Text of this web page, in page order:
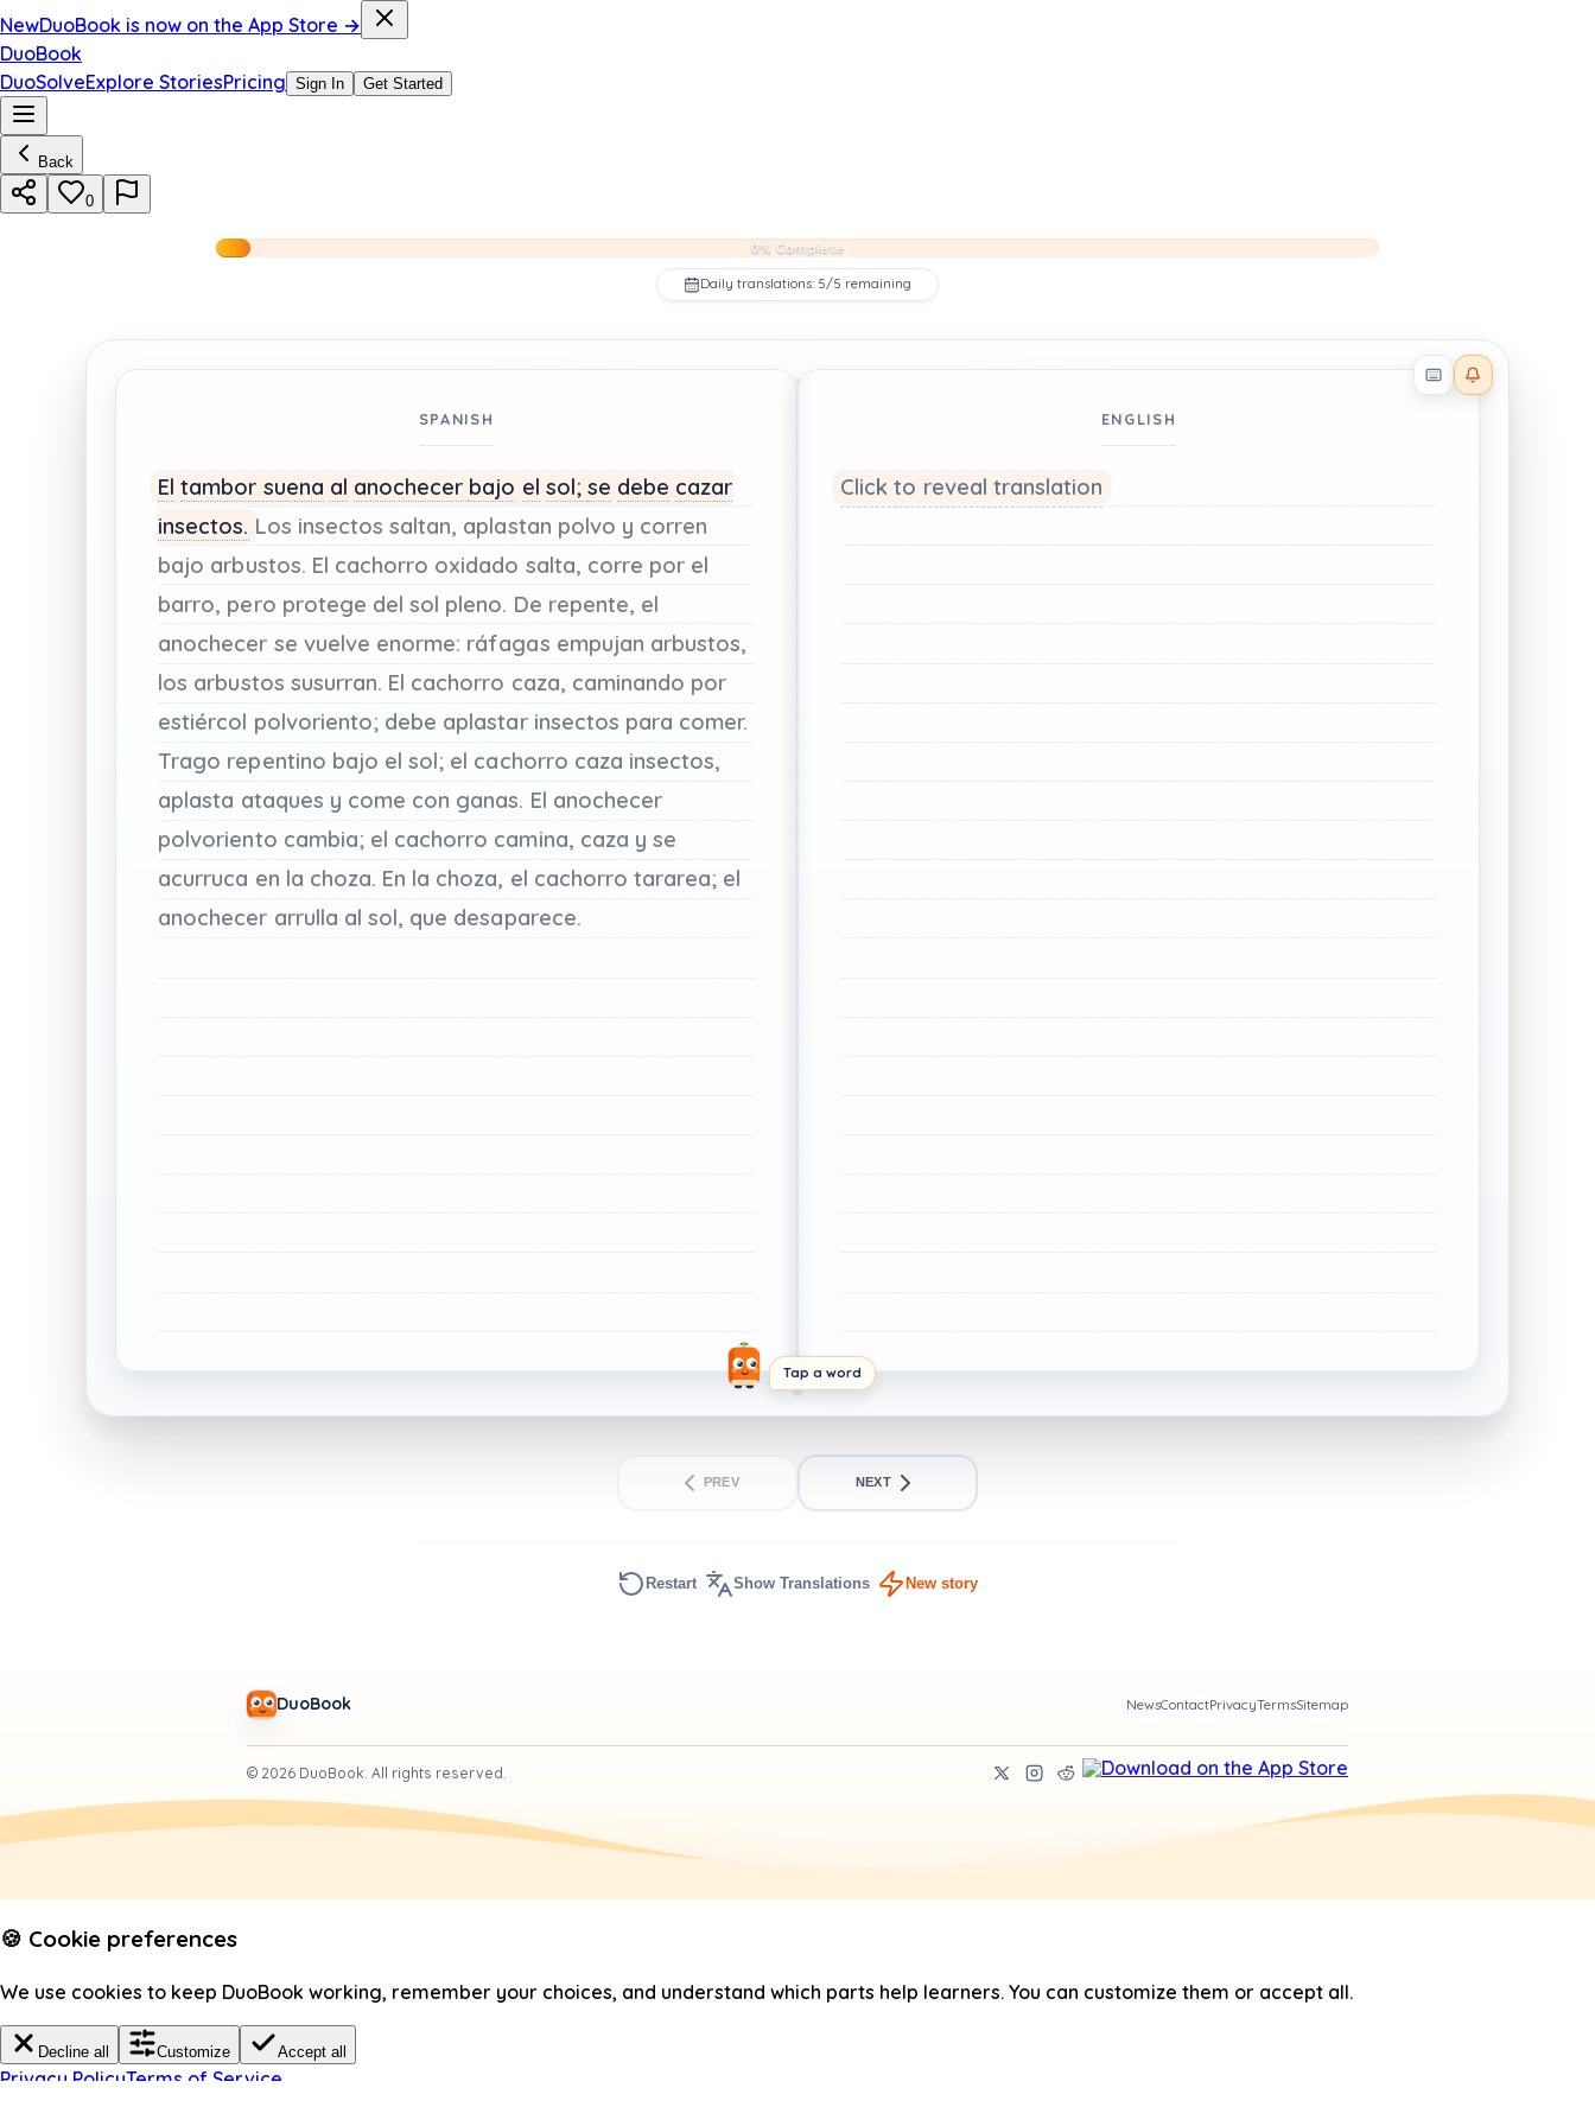
NewDuoBook is now on the App Store →
DuoBook
DuoSolveExplore StoriesPricing Sign In Get Started
Back
0
0% Complete
Daily translations: 5/5 remaining
Reader effects on
Tap a word
SPANISH
El tambor suena al anochecer bajo el sol; se debe cazar
insectos. Los insectos saltan, aplastan polvo y corren
bajo arbustos. El cachorro oxidado salta, corre por el
barro, pero protege del sol pleno. De repente, el
anochecer se vuelve enorme: ráfagas empujan arbustos,
los arbustos susurran. El cachorro caza, caminando por
estiércol polvoriento; debe aplastar insectos para comer.
Trago repentino bajo el sol; el cachorro caza insectos,
aplasta ataques y come con ganas. El anochecer
polvoriento cambia; el cachorro camina, caza y se
acurruca en la choza. En la choza, el cachorro tararea; el
anochecer arrulla al sol, que desaparece.
ENGLISH
Click to reveal translation
PREV NEXT
Restart Show Translations New story
DuoBook NewsContactPrivacyTermsSitemap
© 2026 DuoBook. All rights reserved.
🍪 Cookie preferences
We use cookies to keep DuoBook working, remember your choices, and understand which parts help learners. You can customize them or accept all.
Decline all Customize Accept all
Privacy PolicyTerms of Service